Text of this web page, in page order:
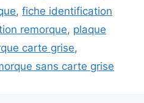
, fiche identification
remorque, plaque
carte grise,
sans carte grise